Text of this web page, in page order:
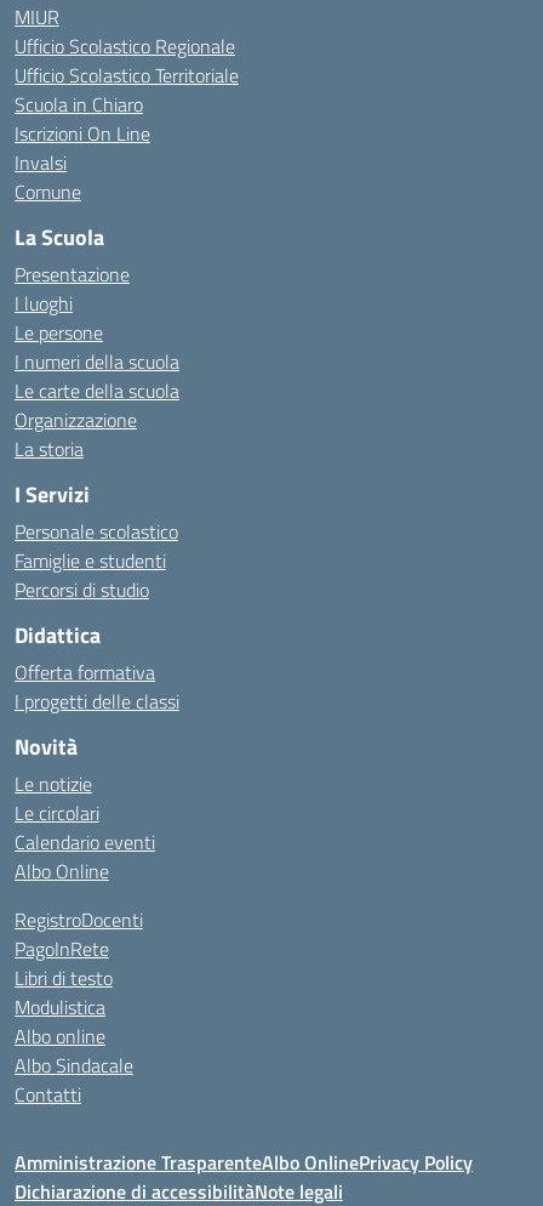
MIUR
Ufficio Scolastico Regionale
Ufficio Scolastico Territoriale
Scuola in Chiaro
Iscrizioni On Line
Invalsi
Comune
La Scuola
Presentazione
I luoghi
Le persone
I numeri della scuola
Le carte della scuola
Organizzazione
La storia
I Servizi
Personale scolastico
Famiglie e studenti
Percorsi di studio
Didattica
Offerta formativa
I progetti delle classi
Novità
Le notizie
Le circolari
Calendario eventi
Albo Online
RegistroDocenti
PagoInRete
Libri di testo
Modulistica
Albo online
Albo Sindacale
Contatti
Amministrazione TrasparenteAlbo OnlinePrivacy Policy
Dichiarazione di accessibilitàNote legali